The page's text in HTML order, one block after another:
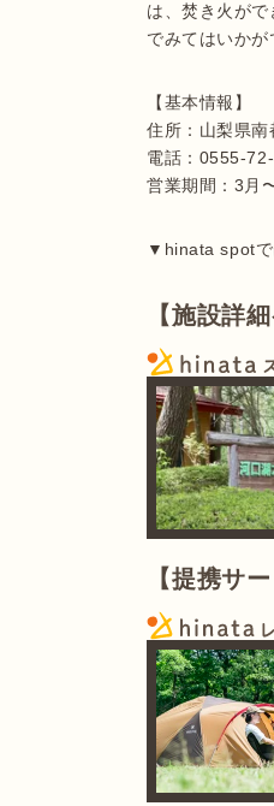
は、焚き火が
でみてはいかが
【基本情報】
住所：山梨県
電話：0555-
営業期間：3月
▼hinata spotで
【施設詳
【提携サ